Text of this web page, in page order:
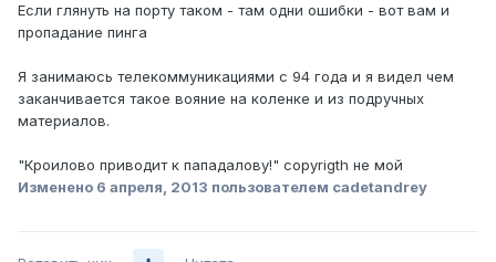
Если глянуть на порту таком - там одни ошибки - вот вам и
пропадание пинга
Я занимаюсь телекоммуникациями с 94 года и я видел чем
заканчивается такое вояние на коленке и из подручных
материалов.
"Кроилово приводит к пападалову!" copyrigth не мой
Изменено 6 апреля, 2013 пользователем cadetandrey